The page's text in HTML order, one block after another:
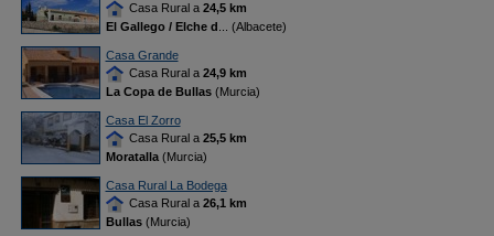
Casa Rural a 24,5 km
El Gallego / Elche d ... (Albacete)
Casa Grande
Casa Rural a 24,9 km
La Copa de Bullas(Murcia)
Casa El Zorro
Casa Rural a 25,5 km
Moratalla(Murcia)
Casa Rural La Bodega
Casa Rural a 26,1 km
Bullas(Murcia)